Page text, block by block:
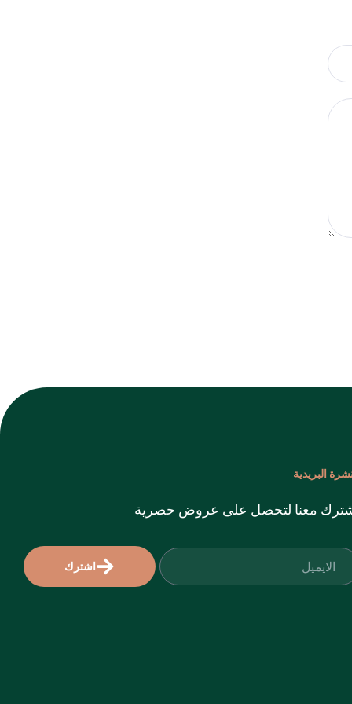
البريدية
معنا لتحصل على عروض حصرية
اشترك